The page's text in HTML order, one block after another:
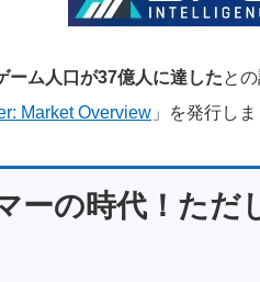
ーム人口が37億人に達したと
Market Overview 」を発行しま
ーの時代！ただ